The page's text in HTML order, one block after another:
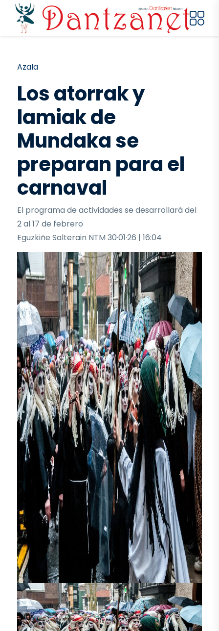
Skip to main content
Breadcrumb
Azala
Los atorrak y
lamiak de
Mundaka se
preparan para el
carnaval
El programa de actividades se desarrollará del
2 al 17 de febrero
Eguzkiñe Salterain NTM 30·01·26 | 16:04